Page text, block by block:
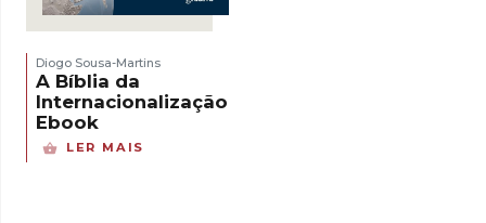
Diogo Sousa-Martins
A Bíblia da
Internacionalização –
Ebook
LER MAIS